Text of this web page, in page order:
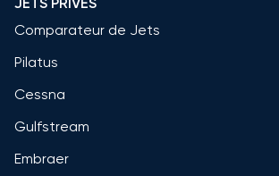
Comparateur de Jets
Pilatus
Cessna
Gulfstream
Embraer